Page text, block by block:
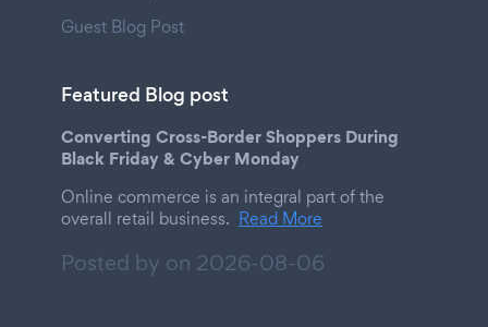
Guest Blog Post
Featured Blog post
Converting Cross-Border Shoppers During
Black Friday & Cyber Monday
Online commerce is an integral part of the
overall retail business. Read More
Posted by on 2026-08-06